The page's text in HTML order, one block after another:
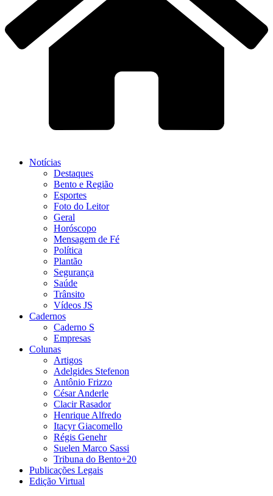
Notícias
Destaques
Bento e Região
Esportes
Foto do Leitor
Geral
Horóscopo
Mensagem de Fé
Política
Plantão
Segurança
Saúde
Trânsito
Vídeos JS
Cadernos
Caderno S
Empresas
Colunas
Artigos
Adelgides Stefenon
Antônio Frizzo
César Anderle
Clacir Rasador
Henrique Alfredo
Itacyr Giacomello
Régis Genehr
Suelen Marco Sassi
Tribuna do Bento+20
Publicações Legais
Edição Virtual